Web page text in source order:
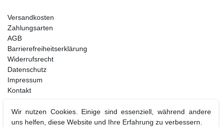
Versandkosten
Zahlungsarten
AGB
Barrierefreiheitserklärung
Widerrufsrecht
Datenschutz
Impressum
Kontakt
Wir nutzen Cookies. Einige sind essenziell, während andere
uns helfen, diese Website und Ihre Erfahrung zu verbessern.